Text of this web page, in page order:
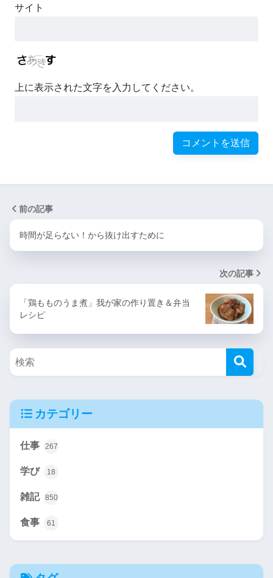
サイト
上に表示された文字を入力してください。
前の記事
時間が足らない！から抜け出すために
次の記事
「鶏もものうま煮」我が家の作り置き＆弁当
レシピ
カテゴリー
仕事 267
学び 18
雑記 850
食事 61